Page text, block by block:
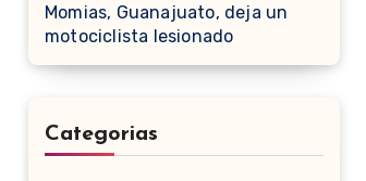
Momias, Guanajuato, deja un
motociclista lesionado
Categorias